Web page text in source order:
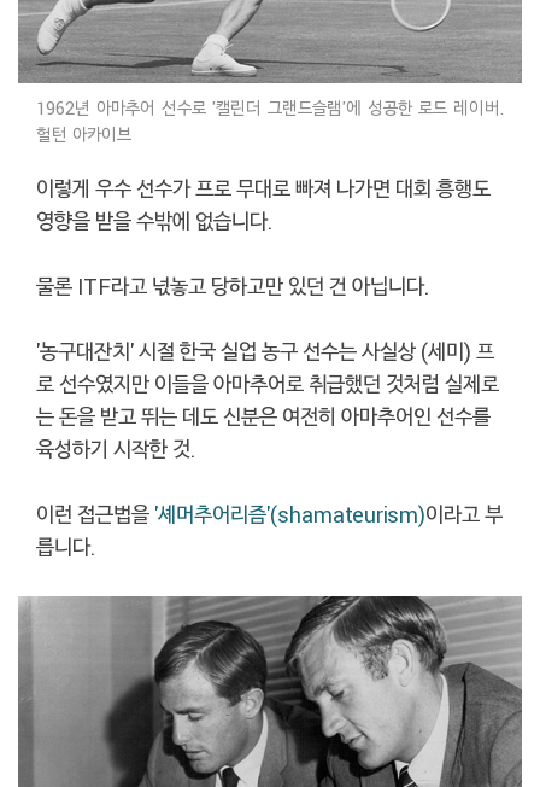
1962년 아마추어 선수로 '캘린더 그랜드슬램'에 성공한 로드 레이버.
헐턴 아카이브
이렇게 우수 선수가 프로 무대로 빠져 나가면 대회 흥행도
영향을 받을 수밖에 없습니다.
물론 ITF라고 넋놓고 당하고만 있던 건 아닙니다.
'농구대잔치' 시절 한국 실업 농구 선수는 사실상 (세미) 프
로 선수였지만 이들을 아마추어로 취급했던 것처럼 실제로
는 돈을 받고 뛰는 데도 신분은 여전히 아마추어인 선수를
육성하기 시작한 것.
이런 접근법을 '셰머추어리즘'(shamateurism)이라고 부
릅니다.